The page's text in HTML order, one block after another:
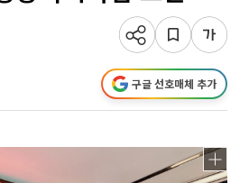
구글 선호매체 추가